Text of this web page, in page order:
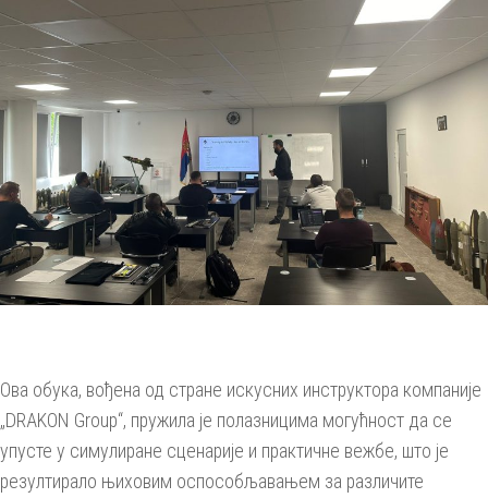
Ова обука, вођена од стране искусних инструктора компаније
„DRAKON Group“, пружила је полазницима могућност да се
упусте у симулиране сценарије и практичне вежбе, што је
резултирало њиховим оспособљавањем за различите